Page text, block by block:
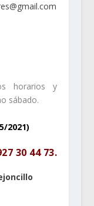
horarios y
sábado.
2021)
30 44 73.